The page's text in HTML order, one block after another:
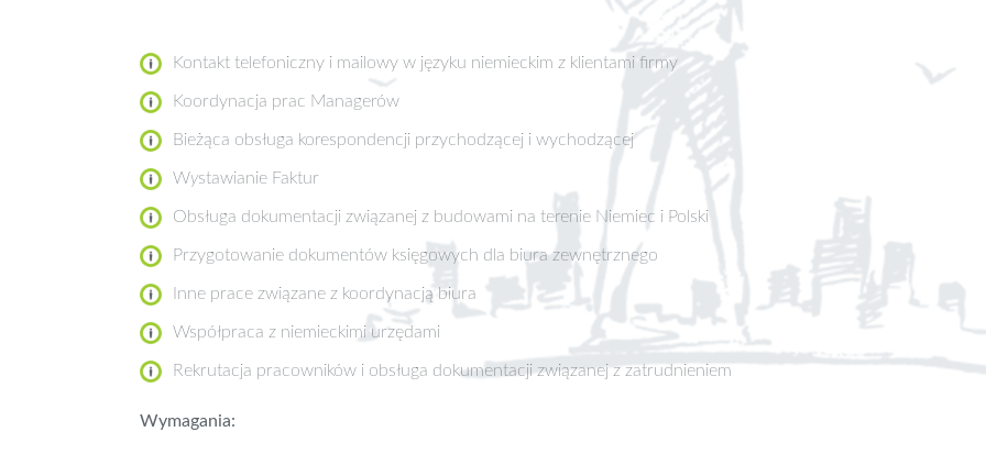
Kontakt telefoniczny i mailowy w języku niemieckim z klientami firmy
Koordynacja prac Managerów
Bieżąca obsługa korespondencji przychodzącej i wychodzącej
Wystawianie Faktur
Obsługa dokumentacji związanej z budowami na terenie Niemiec i Polski
Przygotowanie dokumentów księgowych dla biura zewnętrznego
Inne prace związane z koordynacją biura
Współpraca z niemieckimi urzędami
Rekrutacja pracowników i obsługa dokumentacji związanej z zatrudnieniem
Wymagania: